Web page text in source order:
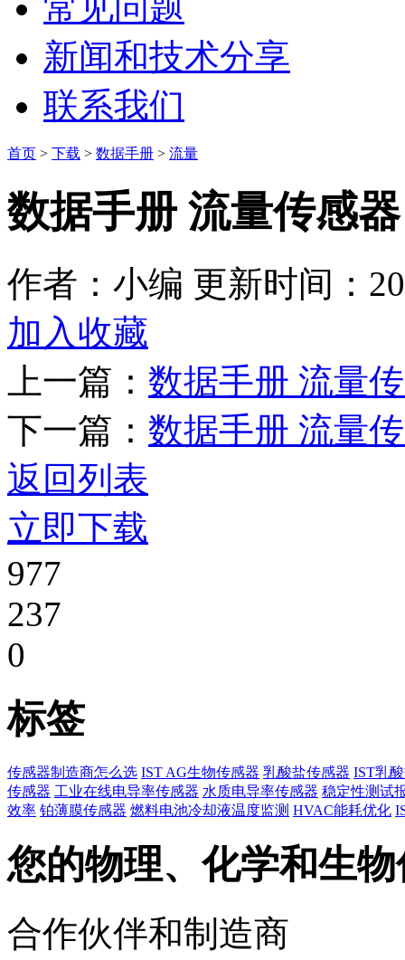
常见问题
新闻和技术分享
联系我们
首页 > 下载 > 数据手册 > 流量
数据手册 流量传感
作者：小编 更新时间：
加入收藏
上一篇： 数据手册 流量
下一篇： 数据手册 流量
返回列表
立即下载
977
237
0
标签
传感器制造商怎么选 IST AG生物传感器 乳酸盐传感器 IST乳
传感器 工业在线电导率传感器 水质电导率传感器 稳定性测试
效率 铂薄膜传感器 燃料电池冷却液温度监测 HVAC能耗优化
您的物理、化学和生
合作伙伴和制造商